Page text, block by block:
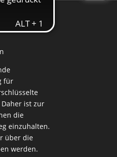
für
ist zur
die
einzuhalten.
über die
werden.